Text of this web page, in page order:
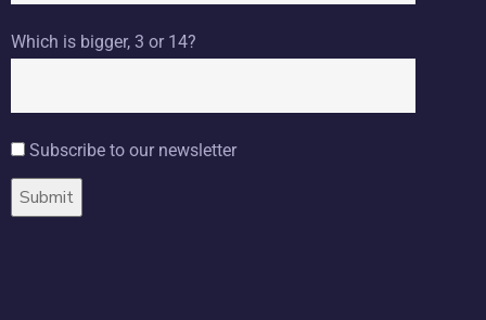
Which is bigger, 3 or 14?
Subscribe to our newsletter